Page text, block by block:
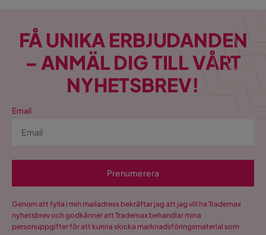
FÅ UNIKA ERBJUDANDEN
– ANMÄL DIG TILL VÅRT
NYHETSBREV!
Email
Prenumerera
Genom att fylla i min mailadress bekräftar jag att jag vill ha Trademax
nyhetsbrev och godkänner att Trademax behandlar mina
personuppgifter för att kunna skicka marknadsföringsmaterial som